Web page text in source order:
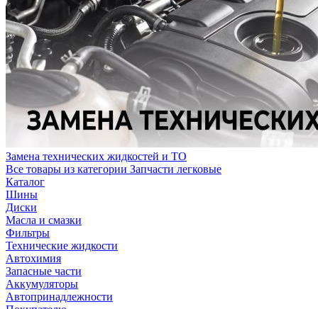
Замена технических жидкостей и ТО
Все товары из категории Запчасти легковые
Каталог
Шины
Диски
Масла и смазки
Фильтры
Технические жидкости
Автохимия
Запасные части
Аккумуляторы
Автопринадлежности